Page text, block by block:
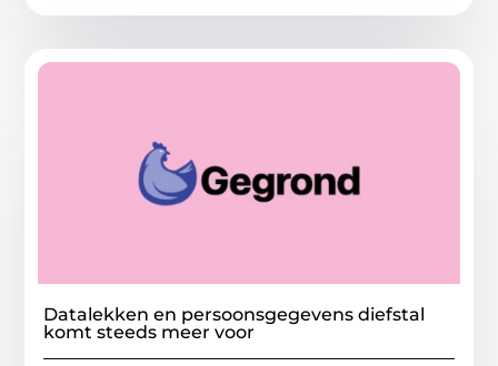
Datalekken en persoonsgegevens diefstal
komt steeds meer voor